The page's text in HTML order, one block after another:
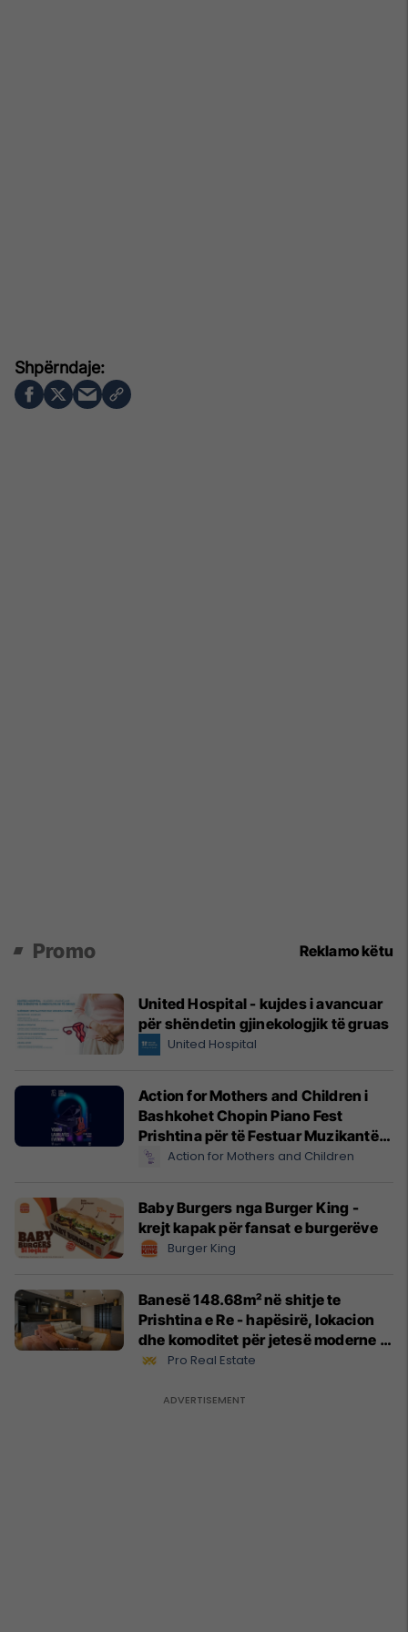
Promo Reklamo këtu
United Hospital - kujdes i avancuar
për shëndetin gjinekologjik të gruas
United Hospital
Action for Mothers and Children i
Bashkohet Chopin Piano Fest
Prishtina për të Festuar Muzikantët
e Rinj më 3 qershor
Action for Mothers and Children
Baby Burgers nga Burger King -
krejt kapak për fansat e burgerëve
Burger King
Banesë 148.68m² në shitje te
Prishtina e Re - hapësirë, lokacion
dhe komoditet për jetesë moderne
#13551Pro Real Estate